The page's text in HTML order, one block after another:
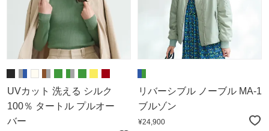
UVカット 洗える シルク
100％ タートル プルオー
バー
リバーシブル ノーブル MA-1
ブルゾン
¥24,900